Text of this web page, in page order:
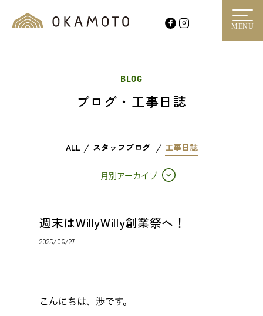
MENU
BLOG
ブログ・工事日誌
ALL スタッフブログ 工事日誌
月別アーカイブ
週末はWillyWilly創業祭へ！
2025/06/27
こんにちは、渉です。